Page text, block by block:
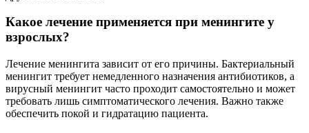
Какое лечение применяется при менингите у
взрослых?
Лечение менингита зависит от его причины. Бактериальный
менингит требует немедленного назначения антибиотиков, а
вирусный менингит часто проходит самостоятельно и может
требовать лишь симптоматического лечения. Важно также
обеспечить покой и гидратацию пациента.